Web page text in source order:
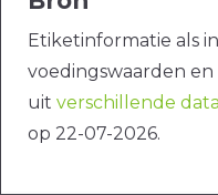
Etiketinformatie als
voedingswaarden
uit verschillende
op 22-07-2026.